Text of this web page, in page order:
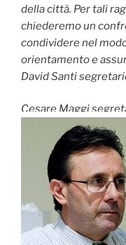
della città. Per tali
chiederemo un
condividere nel
orientamento e
David Santi
Cesare Maggi